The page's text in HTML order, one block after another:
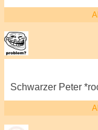
Schwarzer Peter